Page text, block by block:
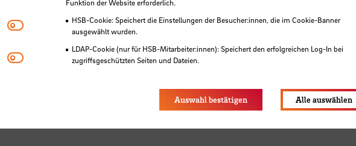
Funktion der Website erforderlich.
HSB-Cookie: Speichert die Einstellungen der Besucher:innen, die im Cookie-Banner
ausgewählt wurden.
LDAP-Cookie (nur für HSB-Mitarbeiter:innen): Speichert den erfolgreichen Log-In bei
zugriffsgeschützten Seiten und Dateien.
Matomo
Youtube
Auswahl bestätigen Alle auswählen